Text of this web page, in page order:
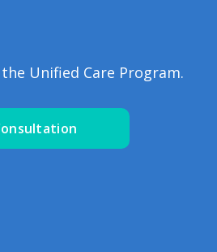
Unified Care Program.